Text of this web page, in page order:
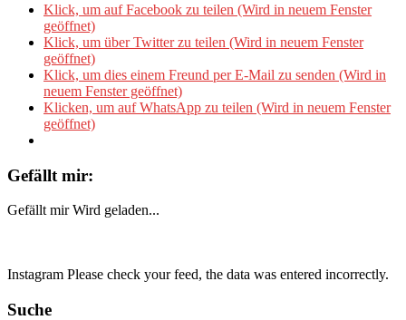
Klick, um auf Facebook zu teilen (Wird in neuem Fenster
geöffnet)
Klick, um über Twitter zu teilen (Wird in neuem Fenster
geöffnet)
Klick, um dies einem Freund per E-Mail zu senden (Wird in
neuem Fenster geöffnet)
Klicken, um auf WhatsApp zu teilen (Wird in neuem Fenster
geöffnet)
Gefällt mir:
Gefällt mir Wird geladen...
Instagram Please check your feed, the data was entered incorrectly.
Suche